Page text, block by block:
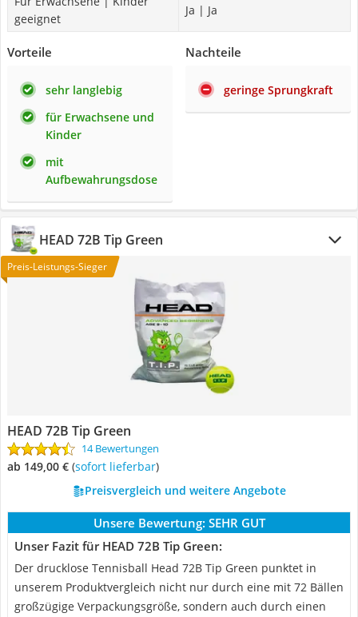
geeignet
Ja | Ja
Vorteile
sehr langlebig
für Erwachsene und
Kinder
mit
Aufbewahrungsdose
Nachteile
geringe Sprungkraft
HEAD 72B Tip Green
Preis-Leistungs-Sieger
HEAD 72B Tip Green
14 Bewertungen
ab 149,00 € ( Sofort lieferbar)
Preisvergleich und weitere Angebote
Unsere Bewertung: SEHR GUT
Unser Fazit für HEAD 72B Tip Green:
Der drucklose Tennisball Head 72B Tip Green punktet in
unserem Produktvergleich nicht nur durch eine mit 72 Bällen
großzügige Verpackungsgröße, sondern auch durch einen